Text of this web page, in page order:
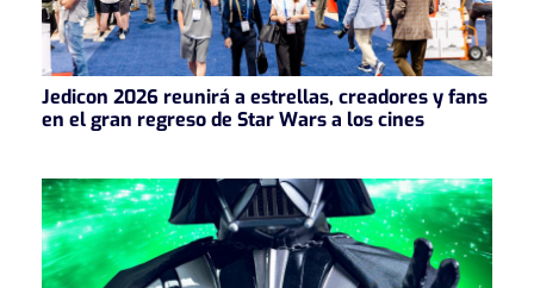
Jedicon 2026 reunirá a estrellas, creadores y fans
en el gran regreso de Star Wars a los cines